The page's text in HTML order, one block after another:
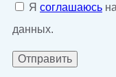
Я соглашаюсь
данных.